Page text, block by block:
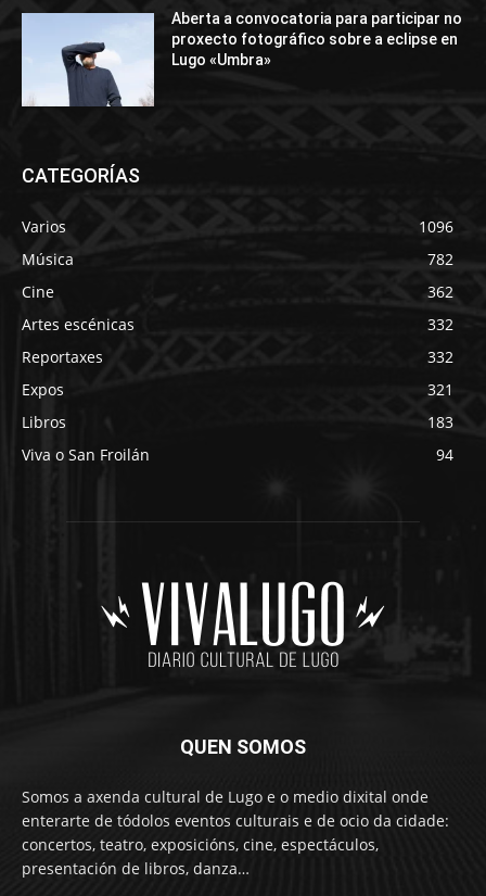
Aberta a convocatoria para participar no
proxecto fotográfico sobre a eclipse en
Lugo «Umbra»
CATEGORÍAS
Varios
1096
Música
782
Cine
362
Artes escénicas
332
Reportaxes
332
Expos
321
Libros
183
Viva o San Froilán
94
QUEN SOMOS
Somos a axenda cultural de Lugo e o medio dixital onde
enterarte de tódolos eventos culturais e de ocio da cidade:
concertos, teatro, exposicións, cine, espectáculos,
presentación de libros, danza…